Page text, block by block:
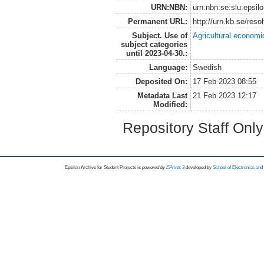
URN:NBN:
Permanent URL:
http://urn.kb.se/
Subject. Use of
subject categories
until 2023-04-30.:
Agricultural
Language:
Swedish
Deposited On:
17 Feb 2023 08:55
Metadata Last
Modified:
21 Feb 2023 12:17
Repository Staff
Epsilon Archive for Student Projects is powored byEPrints 3 developed by School of Electronics